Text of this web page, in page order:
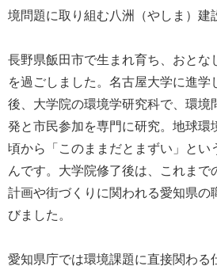
境問題に取り組む八洲（やしま）建
長野県飯田市で生まれ育ち、おとな
を過ごしました。名古屋大学に進学
後、大学院の環境学研究科で、環境
発と市民参加を専門に研究。地球環
頃から「このままだとまずい」とい
んです。大学院修了後は、これまで
計画や街づくりに関われる愛知県の
びました。
愛知県庁では環境課題に直接関わる